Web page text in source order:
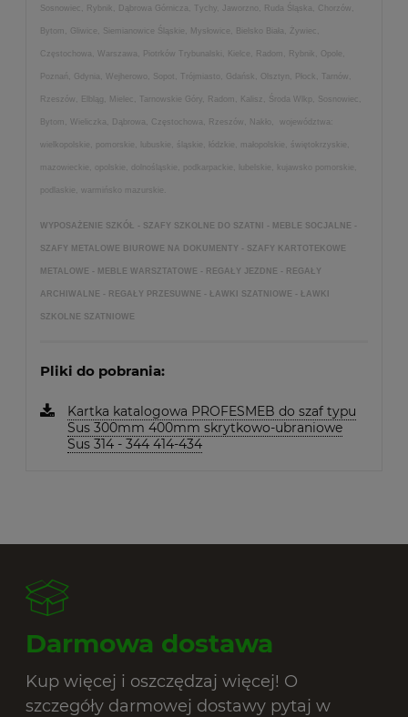
Sosnowiec, Rybnik, Dąbrowa Górnicza, Tychy, Jaworzno, Ruda Śląska, Chorzów,
Bytom, Gliwice, Siemianowice Śląskie, Mysłowice, Bielsko Biała, Żywiec,
Częstochowa, Warszawa, Piotrków Trybunalski, Kielce, Radom, Rybnik, Opole,
Poznań, Gdynia, Wejherowo, Sopot, Trójmiasto, Gdańsk, Olsztyn, Płock, Tarnów,
Rzeszów, Elbląg, Mielec, Tarnowskie Góry, Radom, Kalisz, Środa Wlkp, Sosnowiec,
Bytom, Wieliczka, Dąbrowa, Częstochowa, Rzeszów, Nakło, województwa:
wielkopolskie, pomorskie, lubuskie, śląskie, łódzkie, małopolskie, świętokrzyskie,
mazowieckie, opolskie, dolnośląskie, podkarpackie, lubelskie, kujawsko pomorskie,
podlaskie, warmińsko mazurskie.
WYPOSAŻENIE SZKÓŁ - SZAFY SZKOLNE DO SZATNI - MEBLE SOCJALNE -
SZAFY METALOWE BIUROWE NA DOKUMENTY - SZAFY KARTOTEKOWE
METALOWE - MEBLE WARSZTATOWE - REGAŁY JEZDNE - REGAŁY
ARCHIWALNE - REGAŁY PRZESUWNE - ŁAWKI SZATNIOWE - ŁAWKI
SZKOLNE SZATNIOWE
Pliki do pobrania:
Kartka katalogowa PROFESMEB do szaf typu
Sus 300mm 400mm skrytkowo-ubraniowe
Sus 314 - 344 414-434
Darmowa dostawa
Kup więcej i oszczędzaj więcej! O
szczegóły darmowej dostawy pytaj w